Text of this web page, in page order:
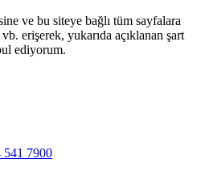
ve bu siteye bağlı tüm sayfalara
vb. erişerek, yukarıda açıklanan şart
ediyorum.
541 7900